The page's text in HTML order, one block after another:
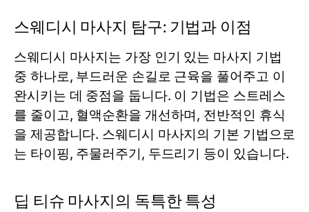
스웨디시 마사지 탐구: 기법과 이점
스웨디시 마사지는 가장 인기 있는 마사지 기법
중 하나로, 부드러운 손길로 근육을 풀어주고 이
완시키는 데 중점을 둡니다. 이 기법은 스트레스
를 줄이고, 혈액순환을 개선하며, 전반적인 휴식
을 제공합니다. 스웨디시 마사지의 기본 기법으로
는 타이핑, 주물러주기, 두드리기 등이 있습니다.
딥 티슈 마사지의 독특한 특성